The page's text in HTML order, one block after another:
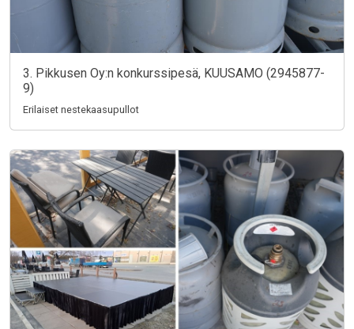
3. Pikkusen Oy:n konkurssipesä, KUUSAMO (2945877-
9)
Erilaiset nestekaasupullot